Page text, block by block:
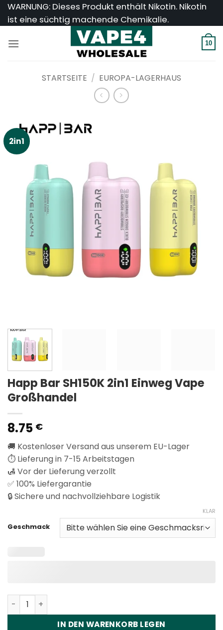
Zum
Inhalt
WARNUNG: Dieses Produkt enthält Nikotin. Nikotin
ist eine süchtig machende Chemikalie.
10
STARTSEITE / EUROPA-LAGERHAUS
2in1
Happ Bar SH150K 2in1 Einweg Vape
Großhandel
8.75 €
🚚 Kostenloser Versand aus unserem EU-Lager
⏱️ Lieferung in 7-15 Arbeitstagen
🛃 Vor der Lieferung verzollt
✅ 100% Liefergarantie
🔒 Sichere und nachvollziehbare Logistik
Geschmack
KLAR
Happ Bar SH150K 2in1 Disposable Vape Wholesale Menge
IN DEN WARENKORB LEGEN